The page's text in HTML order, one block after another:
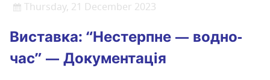
Thursday, 21 December 2023
Вистав­ка: “Нестер­пне — водно­
час” — Документація